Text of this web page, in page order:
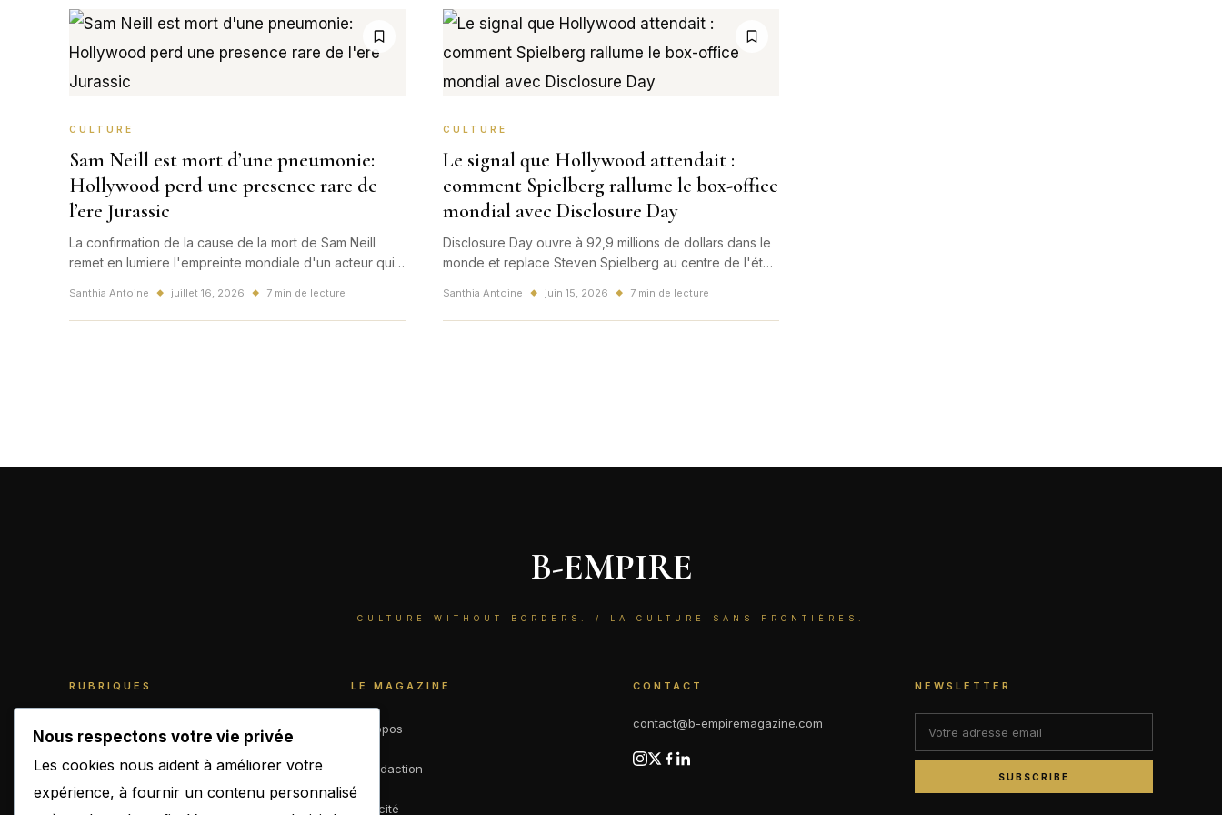
CULTURE
Sam Neill est mort d’une pneumonie:
Hollywood perd une presence rare de
l’ere Jurassic
La confirmation de la cause de la mort de Sam Neill
remet en lumiere l'empreinte mondiale d'un acteur qui
Santhia Antoine ◆ juillet 16, 2026 ◆ 7 min de lecture
CULTURE
Le signal que Hollywood attendait :
comment Spielberg rallume le box-office
mondial avec Disclosure Day
Disclosure Day ouvre à 92,9 millions de dollars dans le
monde et replace Steven Spielberg au centre de l'été
Santhia Antoine ◆ juin 15, 2026 ◆ 7 min de lecture
B-EMPIRE
CULTURE WITHOUT BORDERS. / LA CULTURE SANS FRONTIÈRES.
RUBRIQUES
Business
LE MAGAZINE
À propos
La rédaction
Publicité
CONTACT
contact@b-empiremagazine.com
NEWSLETTER
SUBSCRIBE
Nous respectons votre vie privée
Les cookies nous aident à améliorer votre
expérience, à fournir un contenu personnalisé